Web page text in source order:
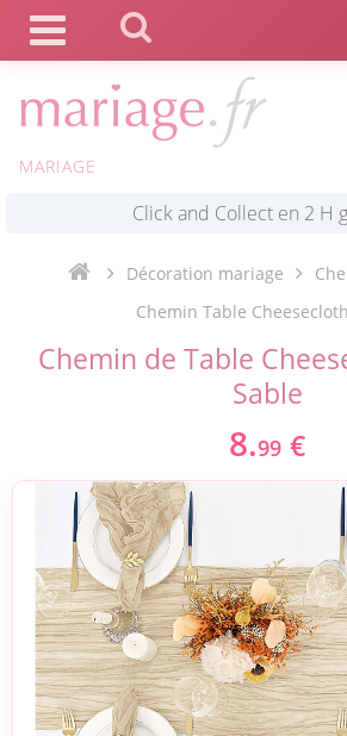
MARIAGE
Commande expédiée
Livraison point relais gratuit
Payez votre commande en 4X
Décoration mariage
Chemin Table
Chemin de Table
Sable
8.99 €
Panneau de gestion des cookies